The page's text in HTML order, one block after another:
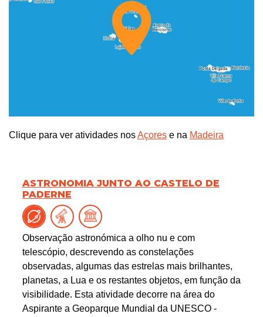
ASTRONOMIA JUNTO AO CASTELO DE
PADERNE
Observação astronómica a olho nu e com
telescópio, descrevendo as constelações
observadas, algumas das estrelas mais brilhantes,
planetas, a Lua e os restantes objetos, em função da
visibilidade. Esta atividade decorre na área do
Aspirante a Geoparque Mundial da UNESCO -
Clique para ver atividades nosAçores e na Madeira